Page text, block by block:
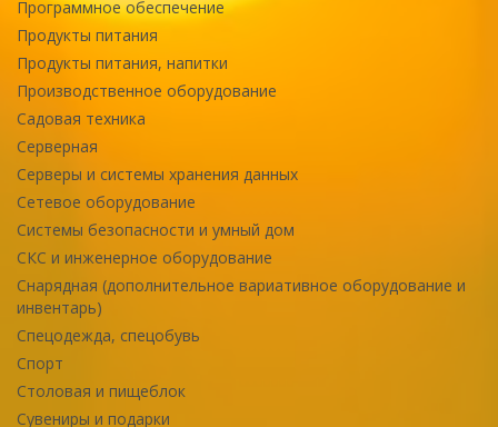
Программное обеспечение
Продукты питания
Продукты питания, напитки
Производственное оборудование
Садовая техника
Серверная
Серверы и системы хранения данных
Сетевое оборудование
Системы безопасности и умный дом
СКС и инженерное оборудование
Снарядная (дополнительное вариативное оборудование и
инвентарь)
Спецодежда, спецобувь
Спорт
Столовая и пищеблок
Сувениры и подарки